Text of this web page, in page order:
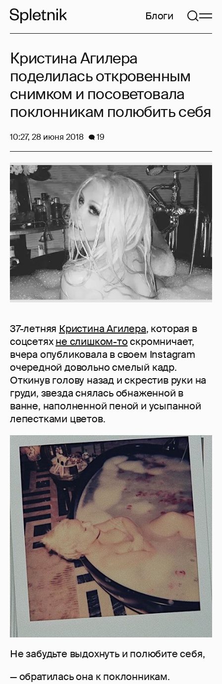
Блоги
37-летняя Кристина Агилера, которая в
соцсетяхне слишком-тоскромничает,
вчера опубликовала в своем Instagram
очередной довольно смелый кадр.
Откинув голову назад и скрестив руки на
груди, звезда снялась обнаженной в
ванне, наполненной пеной и усыпанной
лепестками цветов.
Не забудьте выдохнуть и полюбите себя,
— обратилась она к поклонникам.
Кристина Агилера
поделилась откровенным
снимком и посоветовала
поклонникам полюбить себя
10:27, 28 июня 2018 19